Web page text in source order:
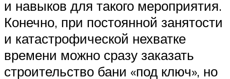
и навыков для такого мероприятия.
Конечно, при постоянной занятости
и катастрофической нехватке
времени можно сразу заказать
строительство бани «под ключ», но